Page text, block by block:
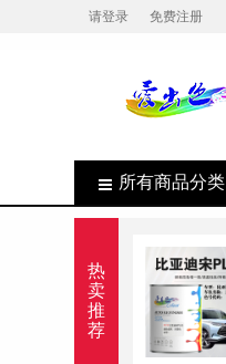
请登录 免费注册
所有商品分类
热
卖
推
荐